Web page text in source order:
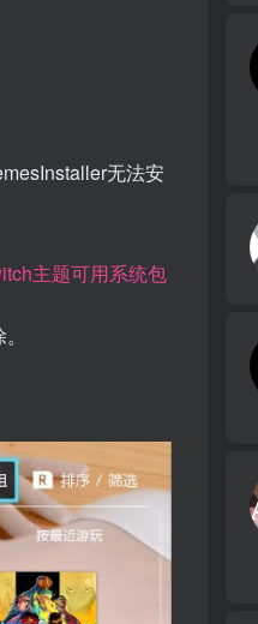
无法安
主题可用系统包